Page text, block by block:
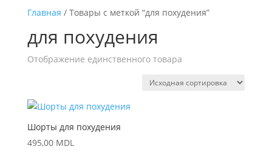
Главная / Товары с меткой “для похудения”
для похудения
Отображение единственного товара
Шорты для похудения
495,00 MDL